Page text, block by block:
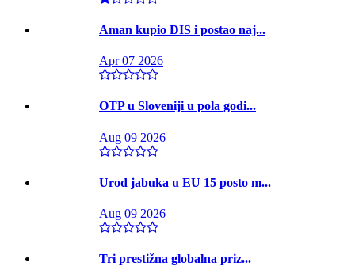
Aman kupio DIS i postao naj...
Apr 07 2026
OTP u Sloveniji u pola godi...
Aug 09 2026
Urod jabuka u EU 15 posto m...
Aug 09 2026
Tri prestižna globalna priz...